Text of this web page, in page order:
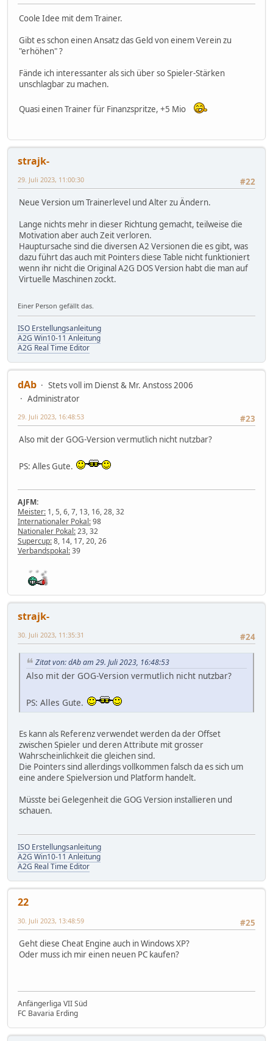
Coole Idee mit dem Trainer.
Gibt es schon einen Ansatz das Geld von einem Verein zu
"erhöhen" ?
Fände ich interessanter als sich über so Spieler-Stärken
unschlagbar zu machen.
Quasi einen Trainer für Finanzspritze, +5 Mio
strajk-
#22
29. Juli 2023, 11:00:30
Neue Version um Trainerlevel und Alter zu Ändern.
Lange nichts mehr in dieser Richtung gemacht, teilweise die
Motivation aber auch Zeit verloren.
Hauptursache sind die diversen A2 Versionen die es gibt, was
dazu führt das auch mit Pointers diese Table nicht funktioniert
wenn ihr nicht die Original A2G DOS Version habt die man auf
Virtuelle Maschinen zockt.
Einer Person gefällt das.
ISO Erstellungsanleitung
A2G Win10-11 Anleitung
A2G Real Time Editor
dAb
Stets voll im Dienst & Mr. Anstoss 2006
Administrator
#23
29. Juli 2023, 16:48:53
Also mit der GOG-Version vermutlich nicht nutzbar?
PS: Alles Gute.
AJFM:
Meister: 1, 5, 6, 7, 13, 16, 28, 32
Internationaler Pokal:98
Nationaler Pokal:23, 32
Supercup:8, 14, 17, 20, 26
Verbandspokal:39
strajk-
#24
30. Juli 2023, 11:35:31
Zitat von: dAb am 29. Juli 2023, 16:48:53
Also mit der GOG-Version vermutlich nicht nutzbar?
PS: Alles Gute.
Es kann als Referenz verwendet werden da der Offset
zwischen Spieler und deren Attribute mit grosser
Wahrscheinlichkeit die gleichen sind.
Die Pointers sind allerdings vollkommen falsch da es sich um
eine andere Spielversion und Platform handelt.
Müsste bei Gelegenheit die GOG Version installieren und
schauen.
ISO Erstellungsanleitung
A2G Win10-11 Anleitung
A2G Real Time Editor
22
#25
30. Juli 2023, 13:48:59
Geht diese Cheat Engine auch in Windows XP?
Oder muss ich mir einen neuen PC kaufen?
Anfängerliga VII Süd
FC Bavaria Erding